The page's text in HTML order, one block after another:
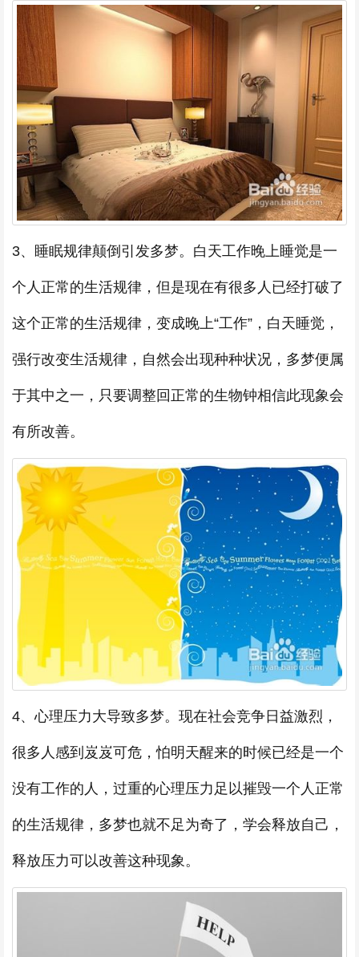
3、睡眠规律颠倒引发多梦。白天工作晚上睡觉是一
个人正常的生活规律，但是现在有很多人已经打破了
这个正常的生活规律，变成晚上“工作”，白天睡觉，
强行改变生活规律，自然会出现种种状况，多梦便属
于其中之一，只要调整回正常的生物钟相信此现象会
有所改善。
4、心理压力大导致多梦。现在社会竞争日益激烈，
很多人感到岌岌可危，怕明天醒来的时候已经是一个
没有工作的人，过重的心理压力足以摧毁一个人正常
的生活规律，多梦也就不足为奇了，学会释放自己，
释放压力可以改善这种现象。